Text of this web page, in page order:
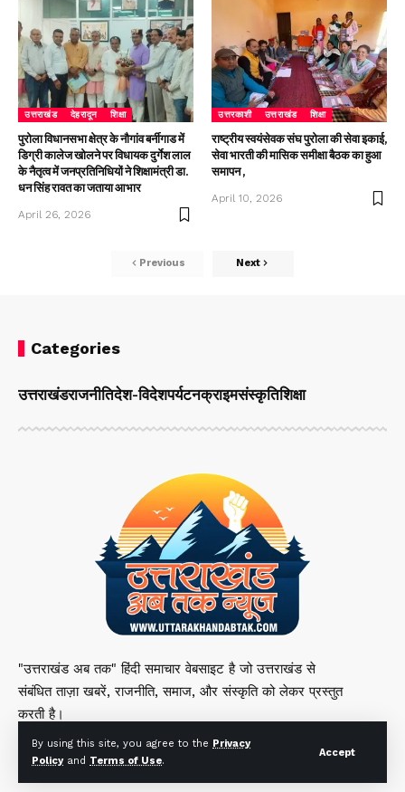
By using this site, you agree to the Privacy
Policyand Terms of Use.
Accept
उत्तराखंड देहरादून शिक्षा
पुरोला विधानसभा क्षेत्र के नौगांव बर्नीगाड में
डिग्री कालेज खोलने पर विधायक दुर्गेश लाल
के नैतृत्व में जनप्रतिनिधियों ने शिक्षामंत्री डा.
धन सिंह रावत का जताया आभार
April 26, 2026
उत्तरकाशी उत्तराखंड शिक्षा
राष्ट्रीय स्वयंसेवक संघ पुरोला की सेवा इकाई,
सेवा भारती की मासिक समीक्षा बैठक का हुआ
समापन ,
April 10, 2026
Previous Next
Categories
उत्तराखंडराजनीतिदेश-विदेशपर्यटनक्राइमसंस्कृतिशिक्षा
"उत्तराखंड अब तक" हिंदी समाचार वेबसाइट है जो उत्तराखंड से
संबंधित ताज़ा खबरें, राजनीति, समाज, और संस्कृति को लेकर प्रस्तुत
करती है।